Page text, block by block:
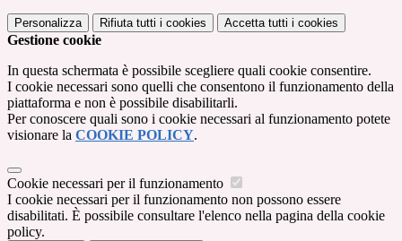
Personalizza Rifiuta tutti i cookies Accetta tutti i cookies
Gestione cookie
In questa schermata è possibile scegliere quali cookie consentire.
I cookie necessari sono quelli che consentono il funzionamento della
piattaforma e non è possibile disabilitarli.
Per conoscere quali sono i cookie necessari al funzionamento potete
visionare la COOKIE POLICY.
Cookie necessari per il funzionamento
I cookie necessari per il funzionamento non possono essere
disabilitati. È possibile consultare l'elenco nella pagina della cookie
policy.